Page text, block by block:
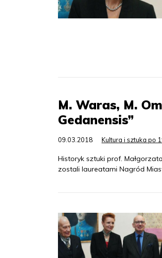
M. Waras, M.
Gedanensis”
09.03.2018 Kultura i sztuka po
Historyk sztuki prof.
zostali laureatami Nagród